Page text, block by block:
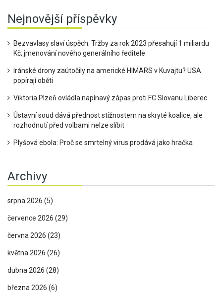
Nejnovější příspěvky
Bezvavlasy slaví úspěch: Tržby za rok 2023 přesahují 1 miliardu
Kč, jmenování nového generálního ředitele
Iránské drony zaútočily na americké HIMARS v Kuvajtu? USA
popírají oběti
Viktoria Plzeň ovládla napínavý zápas proti FC Slovanu Liberec
Ústavní soud dává přednost stížnostem na skryté koalice, ale
rozhodnutí před volbami nelze slíbit
Plyšová ebola: Proč se smrtelný virus prodává jako hračka
Archivy
srpna 2026 (5)
července 2026 (29)
června 2026 (23)
května 2026 (26)
dubna 2026 (28)
března 2026 (6)